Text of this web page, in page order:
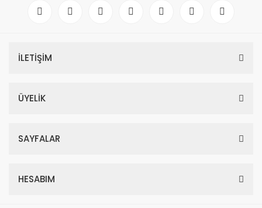
İLETİŞİM
ÜYELİK
SAYFALAR
HESABIM